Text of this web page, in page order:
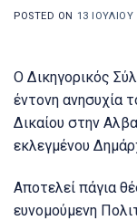
POSTED ON 13 ΙΟΥΛΊΟΥ
Ο Δικηγορικός
έντονη ανησυχία
Δικαίου στην
εκλεγμένου
Αποτελεί πάγια
ευνομούμενη